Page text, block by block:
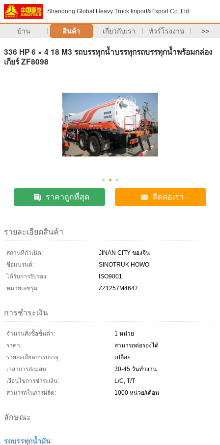
Shandong Global Heavy Truck Import&Export Co.,Ltd
บ้าน สินค้า เกี่ยวกับเรา ทัวร์โรงงาน >>
336 HP 6 × 4 18 M3 รถบรรทุกน้ำบรรทุกรถบรรทุกน้ำพร้อมกล่อง
เกียร์ ZF8098
ราคาถูกที่สุด ติดต่อเรา
รายละเอียดสินค้า
สถานที่กำเนิด:
JINAN CITY ของจีน
ชื่อแบรนด์:
SINOTRUK HOWO
ได้รับการรับรอง:
ISO9001
หมายเลขรุ่น:
ZZ1257M4647
การชำระเงิน
จำนวนสั่งซื้อขั้นต่ำ:
1 หน่วย
ราคา:
สามารถต่อรองได้
รายละเอียดการบรรจุ:
เปลือย
เวลาการส่งมอบ:
30-45 วันทำงาน
เงื่อนไขการชำระเงิน:
L/C, T/T
สามารถในการผลิต:
1000 หน่วย/เดือน
ลักษณะ
รถบรรทุกน้ำมัน